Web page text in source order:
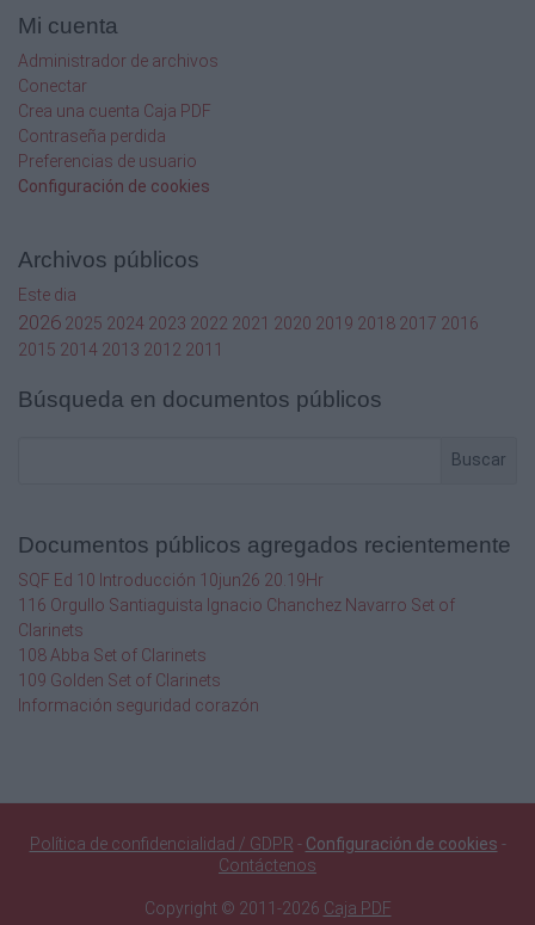
de estanqueidad.
El S.A.S. va equipado con un indicador
luminoso de contacto para indicar si las
puertas estan abiertas o cerradas.
Los pasamateriales son totalmente
configurables y adaptables a cualquier zona
quedando perfectamente integrados en la
sala limpia, también existe la opción de aire
Junta puerta de silicona
Indicadores luminosos
Pantalla de pograma ción
Conexión para peroxido de hidrogeno H 2 O 2
Bandeja
www.darlexsoluciones.com
Camino rodillos
S.A.S. Pasamateriales Pass box
Descontaminación
Mi cuenta
Administrador de archivos
Conectar
Crea una cuenta Caja PDF
Contraseña perdida
Preferencias de usuario
Configuración de cookies
Archivos públicos
Este dia
2026 2025 2024 2023 2022 2021 2020 2019 2018 2017 2016
2015 2014 2013 2012 2011
Búsqueda en documentos públicos
Buscar
Documentos públicos agregados recientemente
SQF Ed 10 Introducción 10jun26 20.19Hr
116 Orgullo Santiaguista Ignacio Chanchez Navarro Set of
Clarinets
108 Abba Set of Clarinets
109 Golden Set of Clarinets
Información seguridad corazón
Política de confidencialidad / GDPR - Configuración de cookies -
Contáctenos
Copyright © 2011-2026 Caja PDF